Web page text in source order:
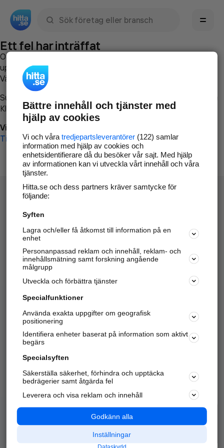
Ett fel har inträffat
Om du vill kan du
uppstod så att vi lättare och snabbare kan avhjälpa det.
Vänligen försök med följande:
Surfa till
Klicka påTillbaka-knappen i webbläsaren och försök igen
Vi beklagar besväret!
Till startsidan
Hitta.se - Gratis nummerupplysning.
Sök företag, personer och platser.
Hitta telefonnummer, adresser, företagsinfo mm.
Marknadsför företaget
Kom igång och annonsera mot
samarbetspartners nära dig.
Alla kategorier
Populära sökningar
API & Kartor
Annonsera
Integritet
Nödnummer
Bättre innehåll och tjänster med
hjälp av cookies
Vi och våra tredjepartsleverantörer(122) samlar
information med hjälp av cookies och
enhetsidentifierare då du besöker vår sajt. Med hjälp
av informationen kan vi utveckla vårt innehåll och våra
tjänster.
Hitta.se och dess partners kräver samtycke för
följande:
Syften
Lagra och/eller få åtkomst till information på en
enhet
Personanpassad reklam och innehåll, reklam- och
innehållsmätning samt forskning angående
målgrupp
Utveckla och förbättra tjänster
Specialfunktioner
Använda exakta uppgifter om geografisk
positionering
Identifiera enheter baserat på information som aktivt
begärs
Specialsyften
Säkerställa säkerhet, förhindra och upptäcka
bedrägerier samt åtgärda fel
Leverera och visa reklam och innehåll
Godkänn alla
Inställningar
Dataskydd